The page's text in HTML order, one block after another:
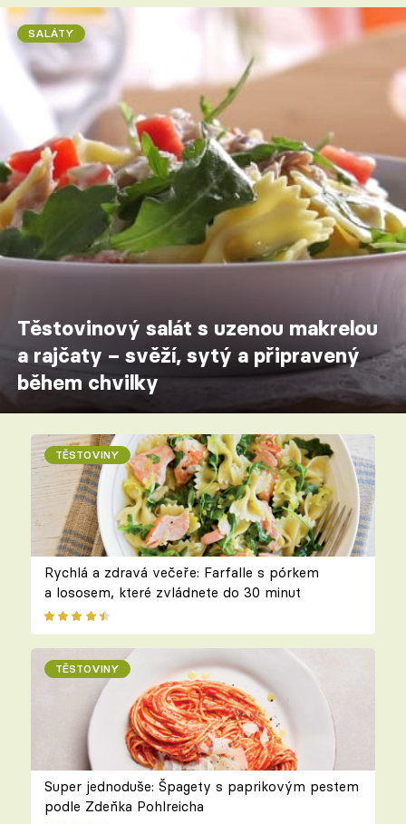
SALÁTY
Těstovinový salát s uzenou makrelou
a rajčaty – svěží, sytý a připravený
během chvilky
TĚSTOVINY
Rychlá a zdravá večeře: Farfalle s pórkem
a lososem, které zvládnete do 30 minut
TĚSTOVINY
Super jednoduše: Špagety s paprikovým pestem
podle Zdeňka Pohlreicha